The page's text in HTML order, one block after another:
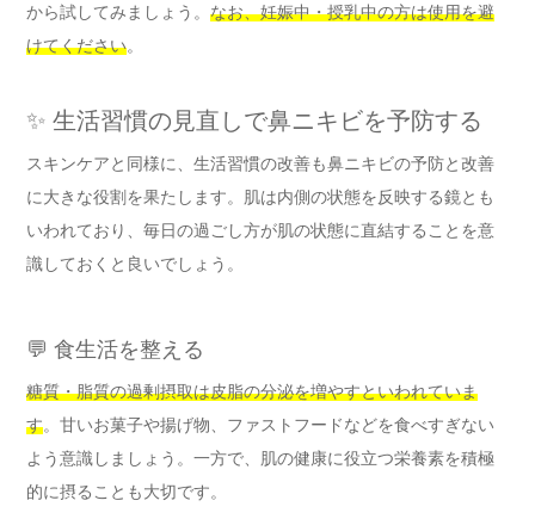
から試してみましょう。 なお、妊娠中・授乳中の方は使用を避
けてください。
✨ 生活習慣の見直しで鼻ニキビを予防する
スキンケアと同様に、生活習慣の改善も鼻ニキビの予防と改善
に大きな役割を果たします。肌は内側の状態を反映する鏡とも
いわれており、毎日の過ごし方が肌の状態に直結することを意
識しておくと良いでしょう。
💬 食生活を整える
糖質・脂質の過剰摂取は皮脂の分泌を増やすといわれていま
す。甘いお菓子や揚げ物、ファストフードなどを食べすぎない
よう意識しましょう。一方で、肌の健康に役立つ栄養素を積極
的に摂ることも大切です。